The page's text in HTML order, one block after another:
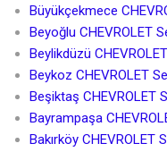
Büyükçekmece
Beyoğlu CHEVROLET
Beylikdüzü
Beykoz CHEVROLET
Beşiktaş CHEVROLET
Bayrampaşa
Bakırköy CHEVROLET